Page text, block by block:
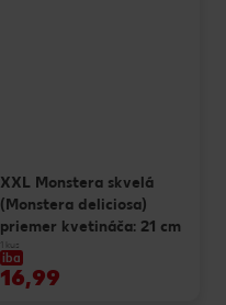
XXL Monstera skvelá
(Monstera deliciosa)
priemer kvetináča: 21 cm
1 kus
iba
16,99